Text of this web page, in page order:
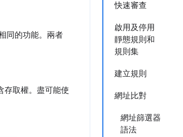
快速審查
啟用及停用
靜態規則和
規則集
建立規則
網址比對
網址篩選器
語法
同的功能。兩者
存取權。盡可能使